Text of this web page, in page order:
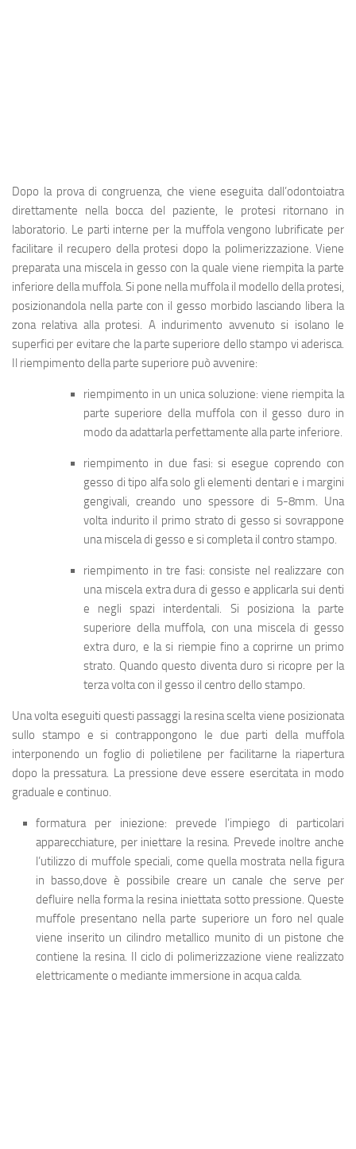
Dopo la prova di congruenza, che viene eseguita dall’odontoiatra
direttamente nella bocca del paziente, le protesi ritornano in
laboratorio. Le parti interne per la muffola vengono lubrificate per
facilitare il recupero della protesi dopo la polimerizzazione. Viene
preparata una miscela in gesso con la quale viene riempita la parte
inferiore della muffola. Si pone nella muffola il modello della protesi,
posizionandola nella parte con il gesso morbido lasciando libera la
zona relativa alla protesi. A indurimento avvenuto si isolano le
superfici per evitare che la parte superiore dello stampo vi aderisca.
Il riempimento della parte superiore può avvenire:
riempimento in un unica soluzione: viene riempita la
parte superiore della muffola con il gesso duro in
modo da adattarla perfettamente alla parte inferiore.
riempimento in due fasi: si esegue coprendo con
gesso di tipo alfa solo gli elementi dentari e i margini
gengivali, creando uno spessore di 5-8mm. Una
volta indurito il primo strato di gesso si sovrappone
una miscela di gesso e si completa il contro stampo.
riempimento in tre fasi: consiste nel realizzare con
una miscela extra dura di gesso e applicarla sui denti
e negli spazi interdentali. Si posiziona la parte
superiore della muffola, con una miscela di gesso
extra duro, e la si riempie fino a coprirne un primo
strato. Quando questo diventa duro si ricopre per la
terza volta con il gesso il centro dello stampo.
Una volta eseguiti questi passaggi la resina scelta viene posizionata
sullo stampo e si contrappongono le due parti della muffola
interponendo un foglio di polietilene per facilitarne la riapertura
dopo la pressatura. La pressione deve essere esercitata in modo
graduale e continuo.
formatura per iniezione: prevede l’impiego di particolari
apparecchiature, per iniettare la resina. Prevede inoltre anche
l’utilizzo di muffole speciali, come quella mostrata nella figura
in basso,dove è possibile creare un canale che serve per
defluire nella forma la resina iniettata sotto pressione. Queste
muffole presentano nella parte superiore un foro nel quale
viene inserito un cilindro metallico munito di un pistone che
contiene la resina. Il ciclo di polimerizzazione viene realizzato
elettricamente o mediante immersione in acqua calda.